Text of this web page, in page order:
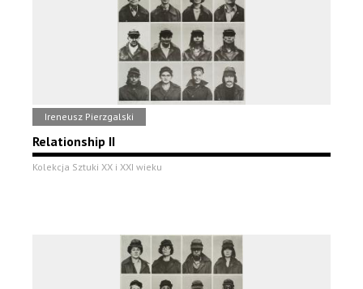
Ireneusz Pierzgalski
Relationship II
Kolekcja Sztuki XX i XXI wieku